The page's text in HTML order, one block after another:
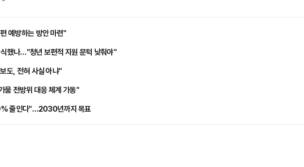
예방하는 방안 마련"
했나…"청년 보편적 지원 문턱 낮춰야"
도, 전혀 사실 아냐"
뭄 전방위 대응 체계 가동"
줄인다"…2030년까지 목표